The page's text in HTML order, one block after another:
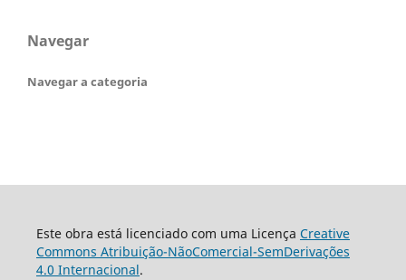
Navegar
Navegar a categoria
Este obra está licenciado com uma Licença Creative
Commons Atribuição-NãoComercial-SemDerivações
4.0 Internacional.